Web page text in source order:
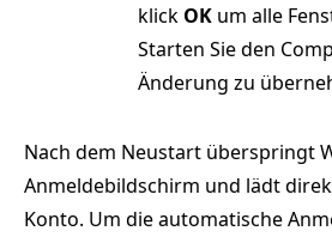
klick OK um alle
Starten Sie den
Änderung zu
Nach dem Neustart überspringt
Anmeldebildschirm und lädt
Konto. Um die automatische